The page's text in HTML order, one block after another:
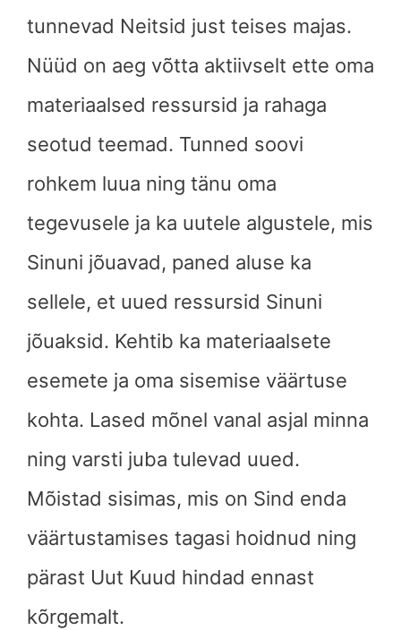
tunnevad Neitsid just teises majas.
Nüüd on aeg võtta aktiivselt ette oma
materiaalsed ressursid ja rahaga
seotud teemad. Tunned soovi
rohkem luua ning tänu oma
tegevusele ja ka uutele algustele, mis
Sinuni jõuavad, paned aluse ka
sellele, et uued ressursid Sinuni
jõuaksid. Kehtib ka materiaalsete
esemete ja oma sisemise väärtuse
kohta. Lased mõnel vanal asjal minna
ning varsti juba tulevad uued.
Mõistad sisimas, mis on Sind enda
väärtustamises tagasi hoidnud ning
pärast Uut Kuud hindad ennast
kõrgemalt.